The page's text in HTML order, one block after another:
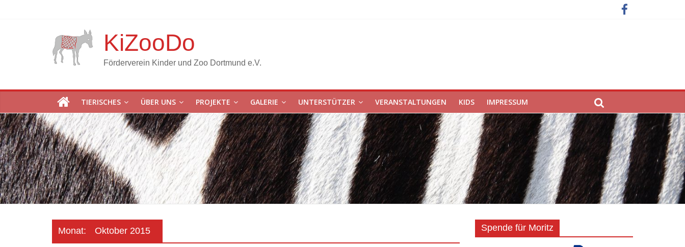
KiZooDo
Förderverein Kinder und Zoo Dortmund e.V.
TIERISCHES ÜBER UNS PROJEKTE GALERIE UNTERSTÜTZER VERANSTALTUNGEN KIDS IMPRESSUM
Monat: Oktober 2015 Spende für Moritz